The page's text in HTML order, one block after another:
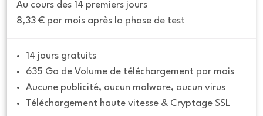
Au cours des 14 premiers jours
8,33 € par mois après la phase de test
14 jours gratuits
635 Go de Volume de téléchargement par mois
Aucune publicité, aucun malware, aucun virus
Téléchargement haute vitesse & Cryptage SSL